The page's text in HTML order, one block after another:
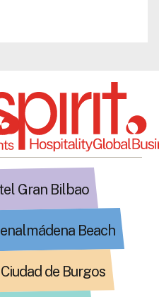
Gran Bilbao
Beach
de Burgos